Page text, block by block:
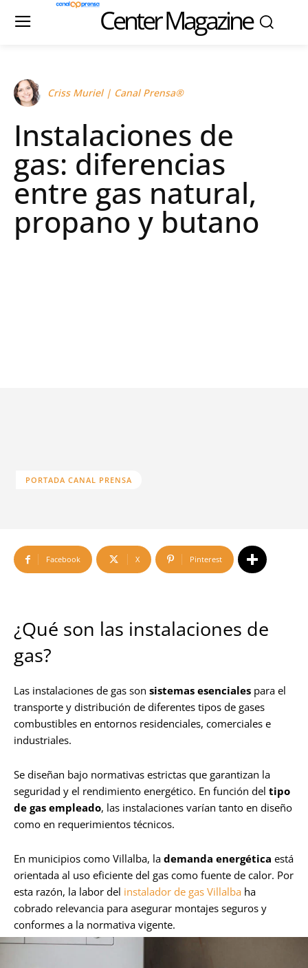
Center Magazine
Criss Muriel | Canal Prensa®
Instalaciones de
gas: diferencias
entre gas natural,
propano y butano
PORTADA CANAL PRENSA
Facebook X Pinterest
¿Qué son las instalaciones de
gas?
Las instalaciones de gas son sistemas esenciales para el
transporte y distribución de diferentes tipos de gases
combustibles en entornos residenciales, comerciales e
industriales.
Se diseñan bajo normativas estrictas que garantizan la
seguridad y el rendimiento energético. En función del tipo
de gas empleado, las instalaciones varían tanto en diseño
como en requerimientos técnicos.
En municipios como Villalba, la demanda energética está
orientada al uso eficiente del gas como fuente de calor. Por
esta razón, la labor del instalador de gas Villalba ha
cobrado relevancia para asegurar montajes seguros y
conformes a la normativa vigente.